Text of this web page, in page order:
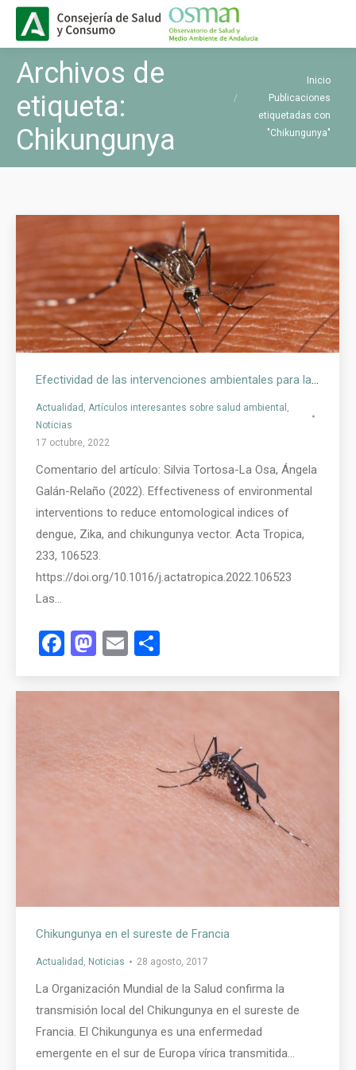
Archivos de
etiqueta:
Chikungunya
Inicio
Publicaciones
etiquetadas con
"Chikungunya"
Actualidad Artículos interesantes sobre salud ambiental
Noticias
17 octubre, 2022
Comentario del artículo: Silvia Tortosa-La Osa, Ángela
Galán-Relaño (2022). Effectiveness of environmental
interventions to reduce entomological indices of
dengue, Zika, and chikungunya vector. Acta Tropica,
233, 106523.
https://doi.org/10.1016/j.actatropica.2022.106523
Las…
Facebook
Mastodon
Email
Chikungunya en el sureste de Francia
Actualidad , Noticias 28 agosto, 2017
La Organización Mundial de la Salud confirma la
transmisión local del Chikungunya en el sureste de
Francia. El Chikungunya es una enfermedad
emergente en el sur de Europa vírica transmitida…